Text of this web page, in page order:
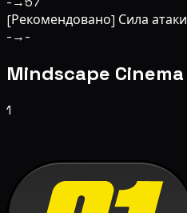
[Рекомендовано] Сила атаки
-→-
Mindscape Cinema
1